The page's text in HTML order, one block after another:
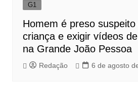
G1
Homem é preso
criança e exigir vídeos
na Grande João Pessoa
Redação 6 de agosto